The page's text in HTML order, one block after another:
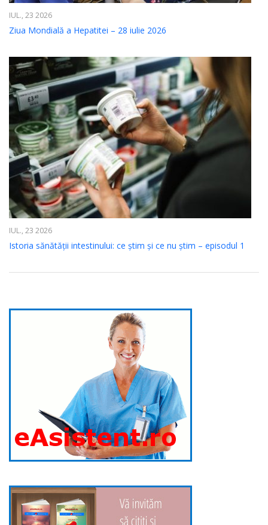
IUL., 23 2026
Ziua Mondială a Hepatitei – 28 iulie 2026
IUL., 23 2026
Istoria sănătății intestinului: ce știm și ce nu știm – episodul 1